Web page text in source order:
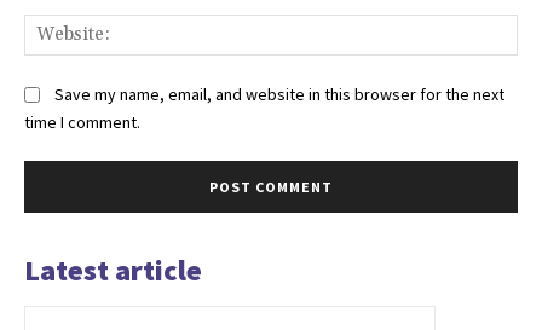
Save my name, email, and website in this browser for the next
time I comment.
Latest article